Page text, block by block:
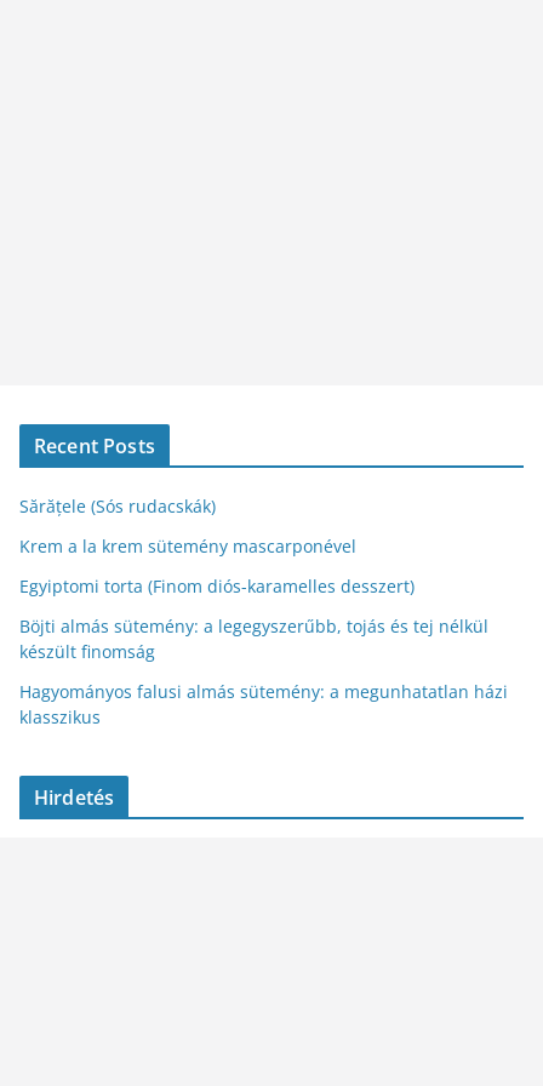
Recent Posts
Sărățele (Sós rudacskák)
Krem a la krem sütemény mascarponével
Egyiptomi torta (Finom diós-karamelles desszert)
Böjti almás sütemény: a legegyszerűbb, tojás és tej nélkül
készült finomság
Hagyományos falusi almás sütemény: a megunhatatlan házi
klasszikus
Hirdetés